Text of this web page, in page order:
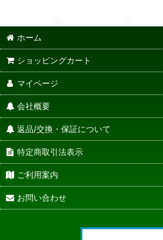
ホーム
ショッピングカート
マイページ
会社概要
返品/交換・保証について
特定商取引法表示
ご利用案内
お問い合わせ